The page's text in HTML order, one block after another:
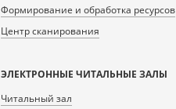
Формирование и обработка ресурсов
Центр сканирования
ЭЛЕКТРОННЫЕ ЧИТАЛЬНЫЕ ЗАЛЫ
Читальный зал